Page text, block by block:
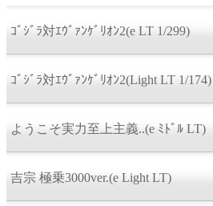
ｺﾞｼﾞﾗ対ｴｳﾞｧﾝｹﾞﾘｵﾝ2(e LT 1/299)
ｺﾞｼﾞﾗ対ｴｳﾞｧﾝｹﾞﾘｵﾝ2(Light LT 1/174)
ようこそ実力至上主義..(e ﾐﾄﾞﾙ LT)
吉宗 極乗3000ver.(e Light LT)